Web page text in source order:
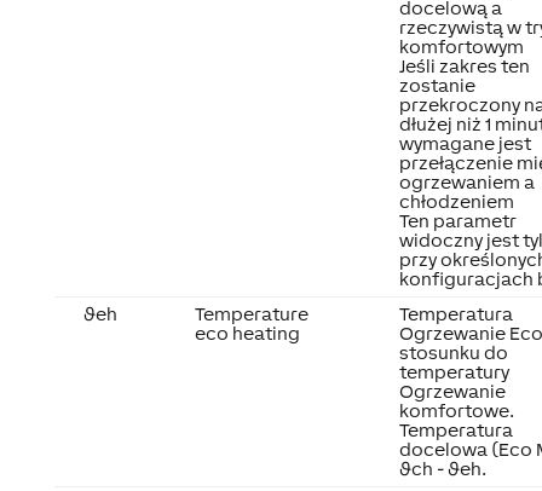
docelową a
rzeczywistą w
komfortowym
Jeśli zakres ten
zostanie
przekroczony
dłużej niż 1
wymagane jest
przełączenie
ogrzewaniem a
chłodzeniem
Ten parametr
widoczny jest
przy
konfiguracjach
ϑeh
Temperature
eco heating
Temperatura
Ogrzewanie
stosunku do
temperatury
Ogrzewanie
komfortowe.
Temperatura
docelowa (Eco
ϑch - ϑeh.